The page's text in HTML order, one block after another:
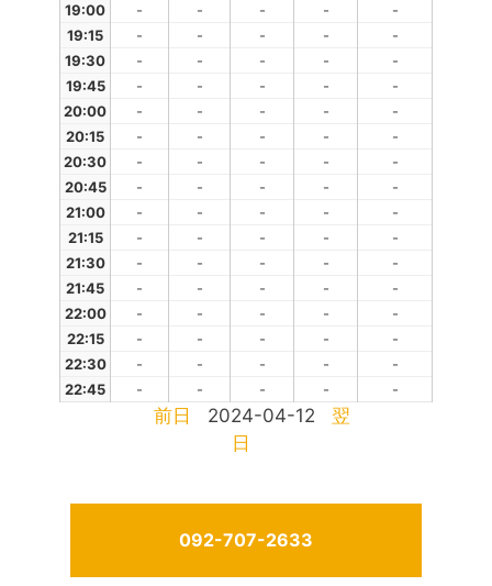
19:00
- - - -
-
19:15
- - - -
-
19:30
- - - -
-
19:45
- - - -
-
20:00
- - - -
-
20:15
- - - -
-
20:30
- - - -
-
20:45
- - - -
-
21:00
- - - -
-
21:15
- - - -
-
21:30
- - - -
-
21:45
- - - -
-
22:00
- - - -
-
22:15
- - - -
-
22:30
- - - -
-
22:45
- - - - -
前日 2024-04-12
翌
日
092-707-2633